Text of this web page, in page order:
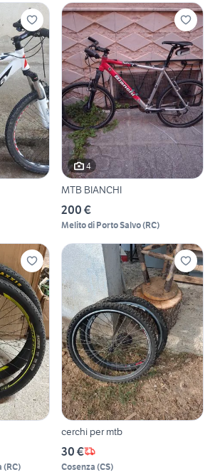
4
MTB BIANCHI
200 €
Melito di Porto Salvo(RC)
(RC)
cerchi per mtb
30 €
Cosenza (CS)